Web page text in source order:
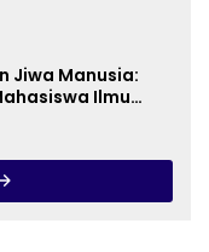
Jiwa Manusia:
Ilmu